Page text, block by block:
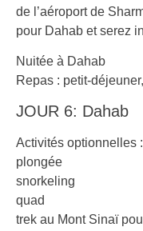
de l’aéroport de
pour Dahab et serez
Nuitée à Dahab
Repas : petit-
JOUR 6: Dahab
Activités optionnelles :
plongée
snorkeling
quad
trek au Mont Sinaï